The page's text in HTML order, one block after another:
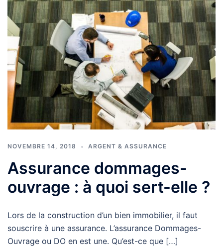
NOVEMBRE 14, 2018 ARGENT & ASSURANCE
Assurance dommages-
ouvrage : à quoi sert-elle ?
Lors de la construction d’un bien immobilier, il faut
souscrire à une assurance. L’assurance Dommages-
Ouvrage ou DO en est une. Qu’est-ce que […]